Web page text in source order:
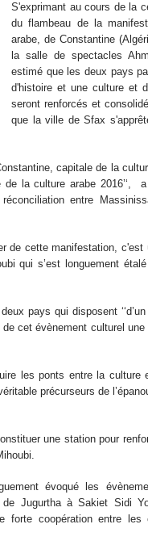
S'exprimant au cours de la
du flambeau de la
arabe, de Constantine
la salle de spectacles
estimé que les deux pays
d'histoire et une culture et
seront renforcés et
que la ville de Sfax
capitale de la
de la culture arabe 2016’‘,
entre
de cette manifestation, c'est
qui s’est longuement
pays qui disposent
cet évènement culturel
les ponts entre la culture
précurseurs de
une station pour
évoqué les
Jugurtha à Sakiet Sidi
forte coopération entre